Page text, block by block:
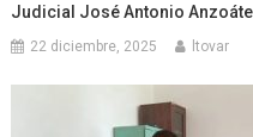
Judicial José Antonio
22 diciembre, 2025 ltovar